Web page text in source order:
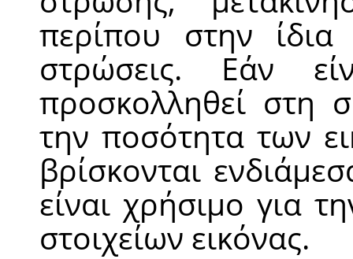
περίπου στην
στρώσεις. Εάν
προσκολληθεί στη
την ποσότητα των
βρίσκονται
είναι χρήσιμο για
στοιχείων εικόνας.